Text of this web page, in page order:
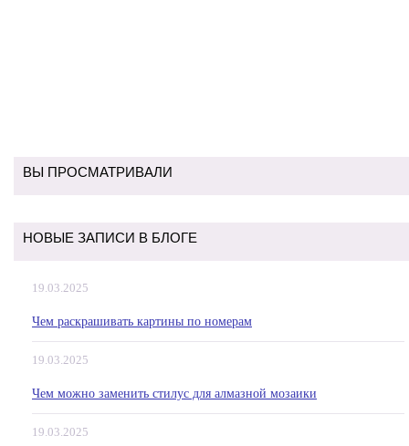
ВЫ ПРОСМАТРИВАЛИ
НОВЫЕ ЗАПИСИ В БЛОГЕ
19.03.2025
Чем раскрашивать картины по номерам
19.03.2025
Чем можно заменить стилус для алмазной мозаики
19.03.2025